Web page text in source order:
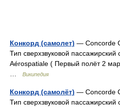
Конкорд (самолет) — Concorde
Тип сверхзвуковой
Aérospatiale ( Первый полёт 2
Википедия
Конкорд (самолёт) — Concorde
Тип сверхзвуковой